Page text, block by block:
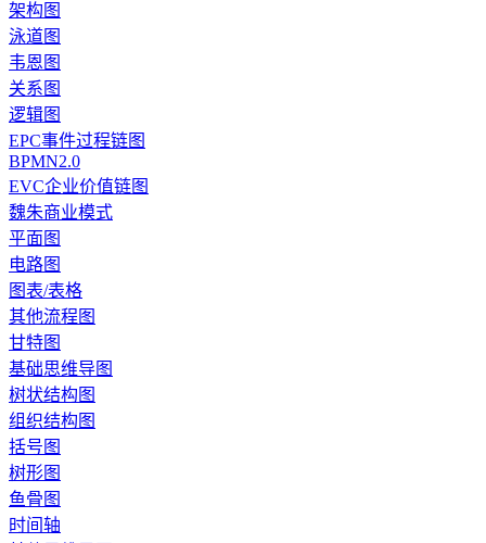
架构图
泳道图
韦恩图
关系图
逻辑图
EPC事件过程链图
BPMN2.0
EVC企业价值链图
魏朱商业模式
平面图
电路图
图表/表格
其他流程图
甘特图
基础思维导图
树状结构图
组织结构图
括号图
树形图
鱼骨图
时间轴